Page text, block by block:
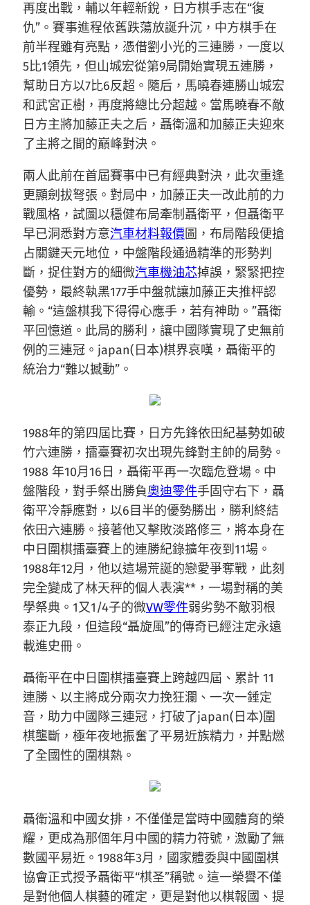
再度出戰，輔以年輕新銳，日方棋手志在“復
仇”。賽事進程依舊跌蕩放誕升沉，中方棋手在
前半程雖有亮點，憑借劉小光的三連勝，一度以
5比1領先，但山城宏從第9局開始實現五連勝，
幫助日方以7比6反超。隨后，馬曉春連勝山城宏
和武宮正樹，再度將總比分超越。當馬曉春不敵
日方主將加藤正夫之后，聶衛溫和加藤正夫迎來
了主將之間的巔峰對決。
兩人此前在首屆賽事中已有經典對決，此次重逢
更顯劍拔弩張。對局中，加藤正夫一改此前的力
戰風格，試圖以穩健布局牽制聶衛平，但聶衛平
早已洞悉對方意汽車材料報價圖，布局階段便搶
占關鍵天元地位，中盤階段通過精準的形勢判
斷，捉住對方的細微汽車機油芯掉誤，緊緊把控
優勢，最終執黑177手中盤就讓加藤正夫推枰認
輸。“這盤棋我下得得心應手，若有神助。”聶衛
平回憶道。此局的勝利，讓中國隊實現了史無前
例的三連冠。japan(日本)棋界哀嘆，聶衛平的
統治力“難以撼動”。
1988年的第四屆比賽，日方先鋒依田紀基勢如破
竹六連勝，擂臺賽初次出現先鋒對主帥的局勢。
1988 年10月16日，聶衛平再一次臨危登場。中
盤階段，對手祭出勝負奧迪零件手固守右下，聶
衛平冷靜應對，以6目半的優勢勝出，勝利終結
依田六連勝。接著他又擊敗淡路修三，將本身在
中日圍棋擂臺賽上的連勝紀錄擴年夜到11場。
1988年12月，他以這場荒誕的戀愛爭奪戰，此刻
完全變成了林天秤的個人表演**，一場對稱的美
學祭典。1又1/4子的微VW零件弱劣勢不敵羽根
泰正九段，但這段“聶旋風”的傳奇已經注定永遠
載進史冊。
聶衛平在中日圍棋擂臺賽上跨越四屆、累計 11
連勝、以主將成分兩次力挽狂瀾、一次一錘定
音，助力中國隊三連冠，打破了japan(日本)圍
棋壟斷，極年夜地振奮了平易近族精力，并點燃
了全國性的圍棋熱。
聶衛溫和中國女排，不僅僅是當時中國體育的榮
耀，更成為那個年月中國的精力符號，激勵了無
數國平易近。1988年3月，國家體委與中國圍棋
協會正式授予聶衛平“棋圣”稱號。這一榮譽不僅
是對他個人棋藝的確定，更是對他以棋報國、提